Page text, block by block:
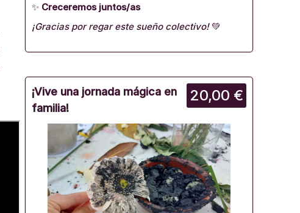
✨ Creceremos juntos/as
¡Gracias por regar este sueño colectivo!💚
20,00 €
¡Vive una jornada mágica en
familia!